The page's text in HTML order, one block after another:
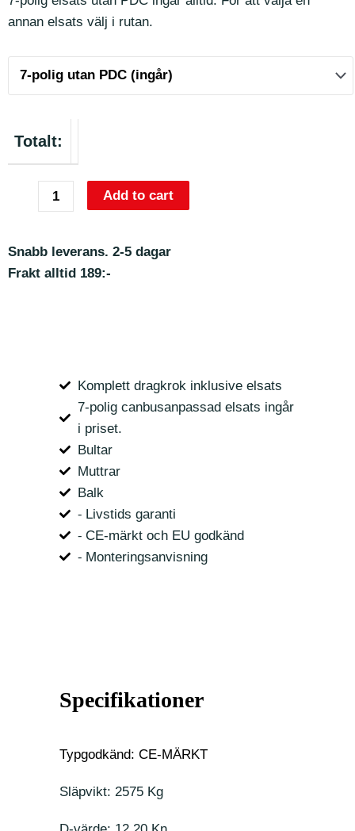
annan elsats välj i rutan.
Totalt:
Add to cart
Snabb leverans. 2-5 dagar
Frakt alltid 189:-
Komplett dragkrok inklusive elsats
7-polig canbusanpassad elsats ingår
i priset.
Bultar
Muttrar
Balk
⁃ Livstids garanti
⁃ CE-märkt och EU godkänd
⁃ Monteringsanvisning
Specifikationer
Typgodkänd: CE-MÄRKT
Släpvikt: 2575 Kg